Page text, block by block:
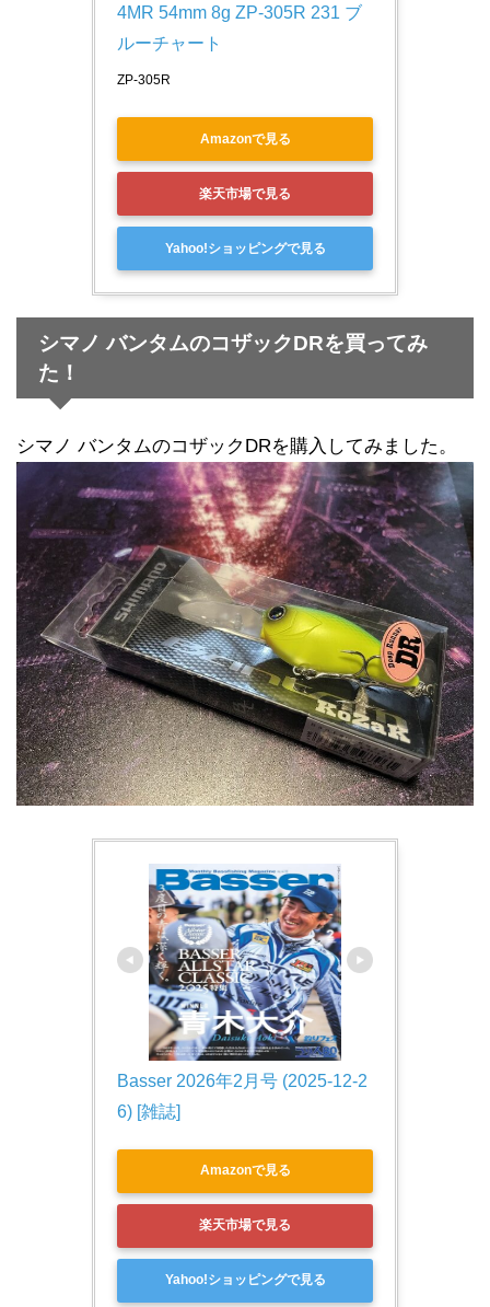
4MR 54mm 8g ZP-305R 231 ブ
ルーチャート
ZP-305R
Amazonで見る
楽天市場で見る
Yahoo!ショッピングで見る
シマノ バンタムのコザックDRを買ってみ
た！
シマノ バンタムのコザックDRを購入してみました。
Basser 2026年2月号 (2025-12-2
6) [雑誌]
Amazonで見る
楽天市場で見る
Yahoo!ショッピングで見る